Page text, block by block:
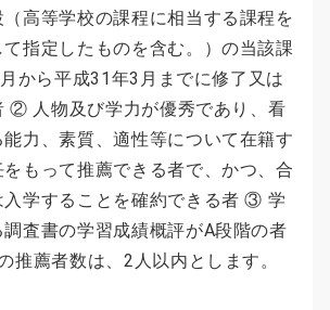
高等学校の課程に相当する課程を
指定したものを含む。）の当該課
から平成31年3月までに修了又は
② 人物及び学力が優秀であり、看
力、素質、適性等について在籍す
もって推薦できる者で、かつ、合
入学することを確約できる者 ③ 学
査書の学習成績概評がA段階の者
推薦者数は、2人以内とします。